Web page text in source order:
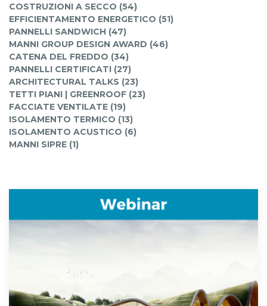
COSTRUZIONI A SECCO (54)
EFFICIENTAMENTO ENERGETICO (51)
PANNELLI SANDWICH (47)
MANNI GROUP DESIGN AWARD (46)
CATENA DEL FREDDO (34)
PANNELLI CERTIFICATI (27)
ARCHITECTURAL TALKS (23)
TETTI PIANI | GREENROOF (23)
FACCIATE VENTILATE (19)
ISOLAMENTO TERMICO (13)
ISOLAMENTO ACUSTICO (6)
MANNI SIPRE (1)